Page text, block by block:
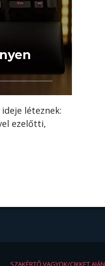
léteznek:
ezelőtti,
SZAKÉRTŐ VAGYOK/CIKKET